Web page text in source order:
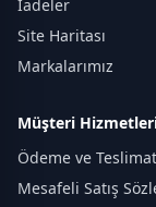
İadeler
Site Haritası
Markalarımız
Müşteri
Ödeme ve Teslimat
Mesafeli Satış